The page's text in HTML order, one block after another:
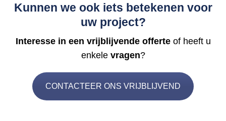
Kunnen we ook iets betekenen voor
uw project?
Interesse in een vrijblijvende offerte of heeft u
enkelevragen?
CONTACTEER ONS VRIJBLIJVEND